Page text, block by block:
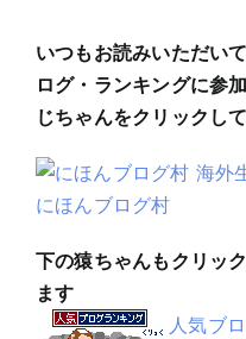
いつもお読みいただい
ログ・ランキングに参
じちゃんをクリックし
にほんブログ村
下の猿ちゃんもクリッ
ます
人気ブ